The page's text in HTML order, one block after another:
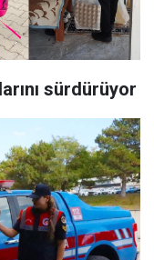
sürdürüyor